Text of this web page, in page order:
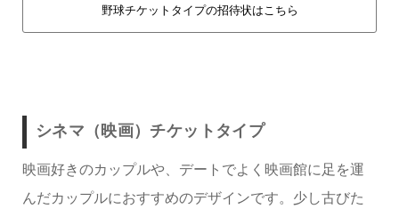
野球チケットタイプの招待状はこちら
シネマ（映画）チケットタイプ
映画好きのカップルや、デートでよく映画館に足を運
んだカップルにおすすめのデザインです。少し古びた